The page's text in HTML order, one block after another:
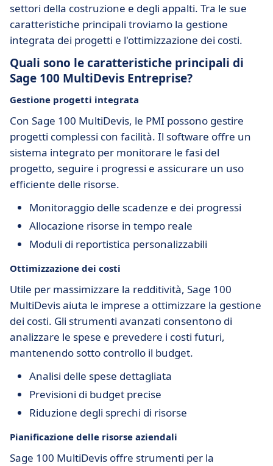
settori della costruzione e degli appalti. Tra le sue
caratteristiche principali troviamo la gestione
integrata dei progetti e l'ottimizzazione dei costi.
Quali sono le caratteristiche principali di
Sage 100 MultiDevis Entreprise?
Gestione progetti integrata
Con Sage 100 MultiDevis, le PMI possono gestire
progetti complessi con facilità. Il software offre un
sistema integrato per monitorare le fasi del
progetto, seguire i progressi e assicurare un uso
efficiente delle risorse.
Monitoraggio delle scadenze e dei progressi
Allocazione risorse in tempo reale
Moduli di reportistica personalizzabili
Ottimizzazione dei costi
Utile per massimizzare la redditività, Sage 100
MultiDevis aiuta le imprese a ottimizzare la gestione
dei costi. Gli strumenti avanzati consentono di
analizzare le spese e prevedere i costi futuri,
mantenendo sotto controllo il budget.
Analisi delle spese dettagliata
Previsioni di budget precise
Riduzione degli sprechi di risorse
Pianificazione delle risorse aziendali
Sage 100 MultiDevis offre strumenti per la